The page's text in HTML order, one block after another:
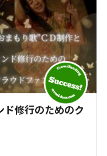
ド修行のためのク